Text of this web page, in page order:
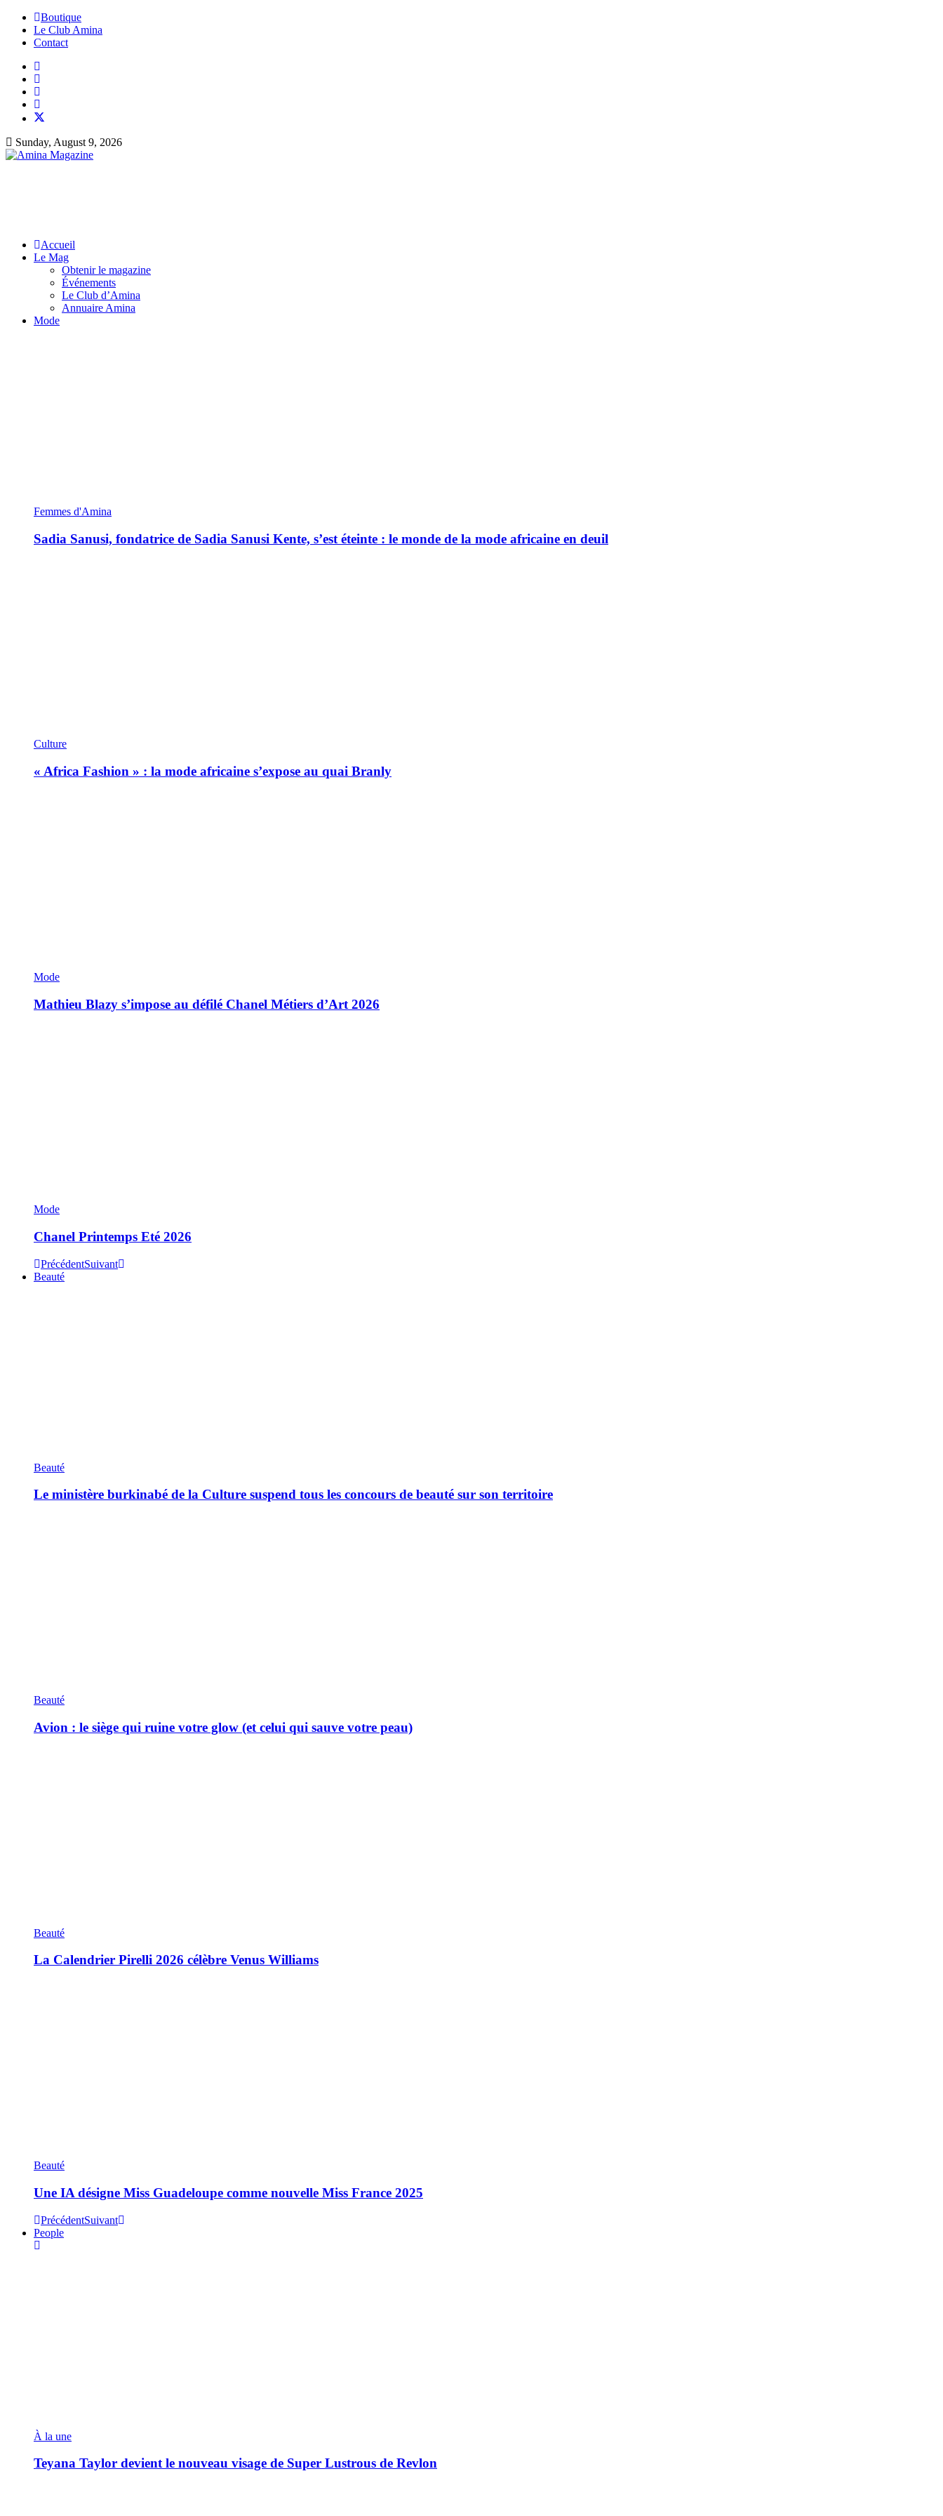
Boutique
Le Club Amina
Contact
Sunday, August 9, 2026
Accueil
Le Mag
Obtenir le magazine
Événements
Le Club d’Amina
Annuaire Amina
Mode
Femmes d'Amina
Sadia Sanusi, fondatrice de Sadia Sanusi Kente, s’est éteinte : le monde de la mode africaine en deuil
Culture
« Africa Fashion » : la mode africaine s’expose au quai Branly
Mode
Mathieu Blazy s’impose au défilé Chanel Métiers d’Art 2026
Mode
Chanel Printemps Eté 2026
PrécédentSuivant
Beauté
Beauté
Le ministère burkinabé de la Culture suspend tous les concours de beauté sur son territoire
Beauté
Avion : le siège qui ruine votre glow (et celui qui sauve votre peau)
Beauté
La Calendrier Pirelli 2026 célèbre Venus Williams
Beauté
Une IA désigne Miss Guadeloupe comme nouvelle Miss France 2025
PrécédentSuivant
People
À la une
Teyana Taylor devient le nouveau visage de Super Lustrous de Revlon